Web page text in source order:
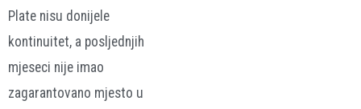
Plate nisu donijele
kontinuitet, a posljednjih
mjeseci nije imao
zagarantovano mjesto u